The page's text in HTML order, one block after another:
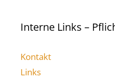
Interne Links –
Kontakt
Links